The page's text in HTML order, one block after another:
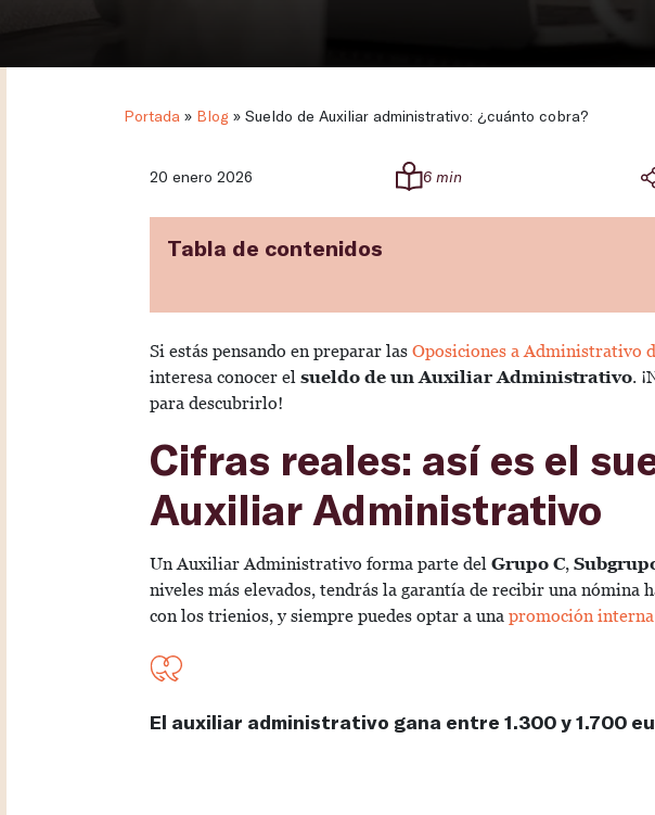
Portada » Blog » Sueldo de Auxiliar administrativo: ¿cuánto cobra?
20 enero 2026 6 min
Tabla de contenidos
Si estás pensando en preparar las Oposiciones a Administrativo
interesa conocer el sueldo de un Auxiliar Administrativo.
para descubrirlo!
Cifras reales: así es el
Auxiliar Administrativo
Un Auxiliar Administrativo forma parte del Grupo C,
niveles más elevados, tendrás la garantía de recibir una nómina
con los trienios, y siempre puedes optar a una promoción interna
El auxiliar administrativo gana entre 1.300 y 1.700